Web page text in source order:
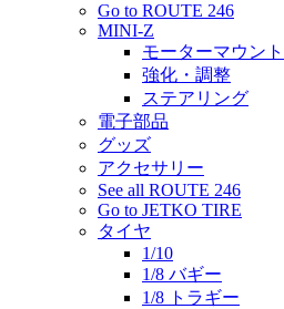
Go to ROUTE 246
MINI-Z
モーターマウント
強化・調整
ステアリング
電子部品
グッズ
アクセサリー
See all ROUTE 246
Go to JETKO TIRE
タイヤ
1/10
1/8 バギー
1/8 トラギー